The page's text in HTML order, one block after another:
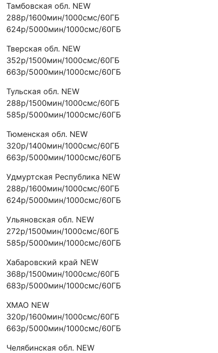
Тамбовская обл. NEW
288р/1600мин/1000смс/60ГБ
624р/5000мин/1000смс/60ГБ
Тверская обл. NEW
352р/1500мин/1000смс/60ГБ
663р/5000мин/1000смс/60ГБ
Тульская обл. NEW
288р/1500мин/1000смс/60ГБ
585р/5000мин/1000смс/60ГБ
Тюменская обл. NEW
320р/1400мин/1000смс/60ГБ
663р/5000мин/1000смс/60ГБ
Удмуртская Республика NEW
288р/1600мин/1000смс/60ГБ
624р/5000мин/1000смс/60ГБ
Ульяновская обл. NEW
272р/1500мин/1000смс/60ГБ
585р/5000мин/1000смс/60ГБ
Хабаровский край NEW
368р/1500мин/1000смс/60ГБ
683р/5000мин/1000смс/60ГБ
ХMAO NEW
320р/1600мин/1000смс/60ГБ
663р/5000мин/1000смс/60ГБ
Челябинская обл. NEW